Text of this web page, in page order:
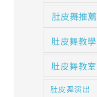
肚皮舞推薦
肚皮舞教學
肚皮舞教室
肚皮舞演出